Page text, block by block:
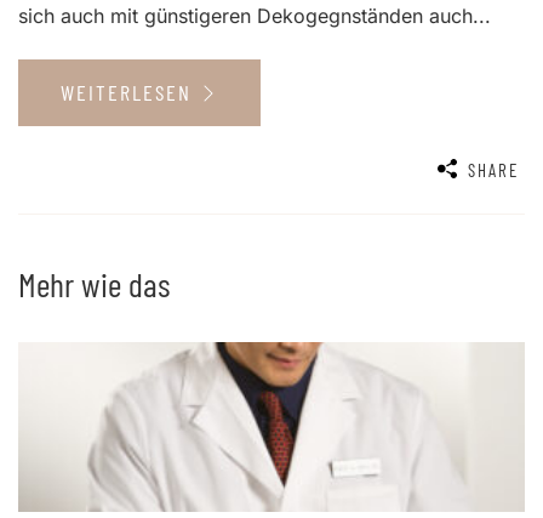
sich auch mit günstigeren Dekogegnständen auch...
WEITERLESEN
SHARE
Mehr wie das